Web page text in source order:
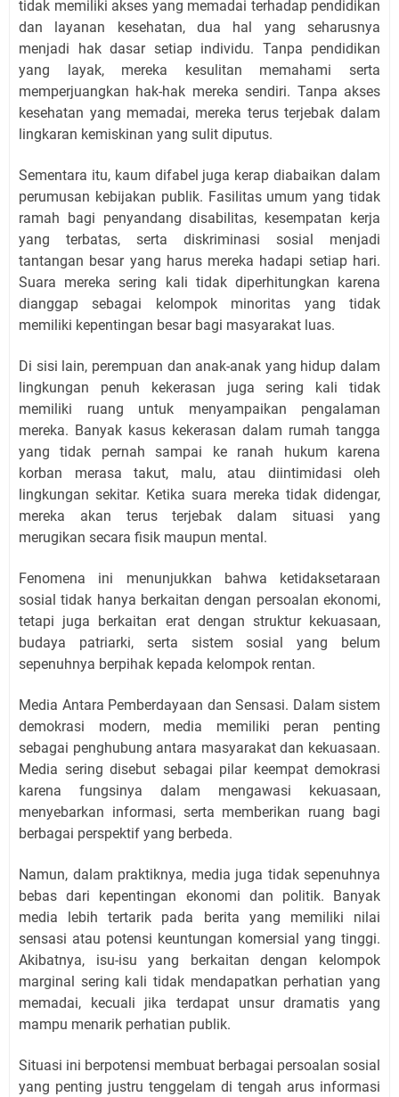
tidak memiliki akses yang memadai terhadap pendidikan
dan layanan kesehatan, dua hal yang seharusnya
menjadi hak dasar setiap individu. Tanpa pendidikan
yang layak, mereka kesulitan memahami serta
memperjuangkan hak-hak mereka sendiri. Tanpa akses
kesehatan yang memadai, mereka terus terjebak dalam
lingkaran kemiskinan yang sulit diputus.
Sementara itu, kaum difabel juga kerap diabaikan dalam
perumusan kebijakan publik. Fasilitas umum yang tidak
ramah bagi penyandang disabilitas, kesempatan kerja
yang terbatas, serta diskriminasi sosial menjadi
tantangan besar yang harus mereka hadapi setiap hari.
Suara mereka sering kali tidak diperhitungkan karena
dianggap sebagai kelompok minoritas yang tidak
memiliki kepentingan besar bagi masyarakat luas.
Di sisi lain, perempuan dan anak-anak yang hidup dalam
lingkungan penuh kekerasan juga sering kali tidak
memiliki ruang untuk menyampaikan pengalaman
mereka. Banyak kasus kekerasan dalam rumah tangga
yang tidak pernah sampai ke ranah hukum karena
korban merasa takut, malu, atau diintimidasi oleh
lingkungan sekitar. Ketika suara mereka tidak didengar,
mereka akan terus terjebak dalam situasi yang
merugikan secara fisik maupun mental.
Fenomena ini menunjukkan bahwa ketidaksetaraan
sosial tidak hanya berkaitan dengan persoalan ekonomi,
tetapi juga berkaitan erat dengan struktur kekuasaan,
budaya patriarki, serta sistem sosial yang belum
sepenuhnya berpihak kepada kelompok rentan.
Media Antara Pemberdayaan dan Sensasi. Dalam sistem
demokrasi modern, media memiliki peran penting
sebagai penghubung antara masyarakat dan kekuasaan.
Media sering disebut sebagai pilar keempat demokrasi
karena fungsinya dalam mengawasi kekuasaan,
menyebarkan informasi, serta memberikan ruang bagi
berbagai perspektif yang berbeda.
Namun, dalam praktiknya, media juga tidak sepenuhnya
bebas dari kepentingan ekonomi dan politik. Banyak
media lebih tertarik pada berita yang memiliki nilai
sensasi atau potensi keuntungan komersial yang tinggi.
Akibatnya, isu-isu yang berkaitan dengan kelompok
marginal sering kali tidak mendapatkan perhatian yang
memadai, kecuali jika terdapat unsur dramatis yang
mampu menarik perhatian publik.
Situasi ini berpotensi membuat berbagai persoalan sosial
yang penting justru tenggelam di tengah arus informasi